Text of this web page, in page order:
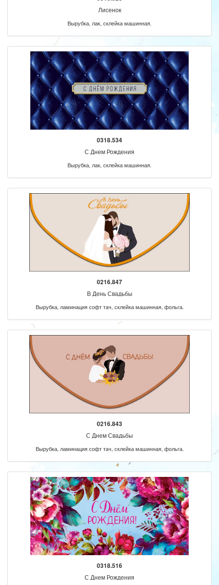
Лисенок
Вырубка, лак, склейка машинная.
0318.534
С Днем Рождения
Вырубка, лак, склейка машинная.
0216.847
В День Свадьбы
Вырубка, ламинация софт тач, склейка машинная, фольга.
0216.843
С Днем Свадьбы
Вырубка, ламинация софт тач, склейка машинная, фольга.
0318.516
С Днем Рождения